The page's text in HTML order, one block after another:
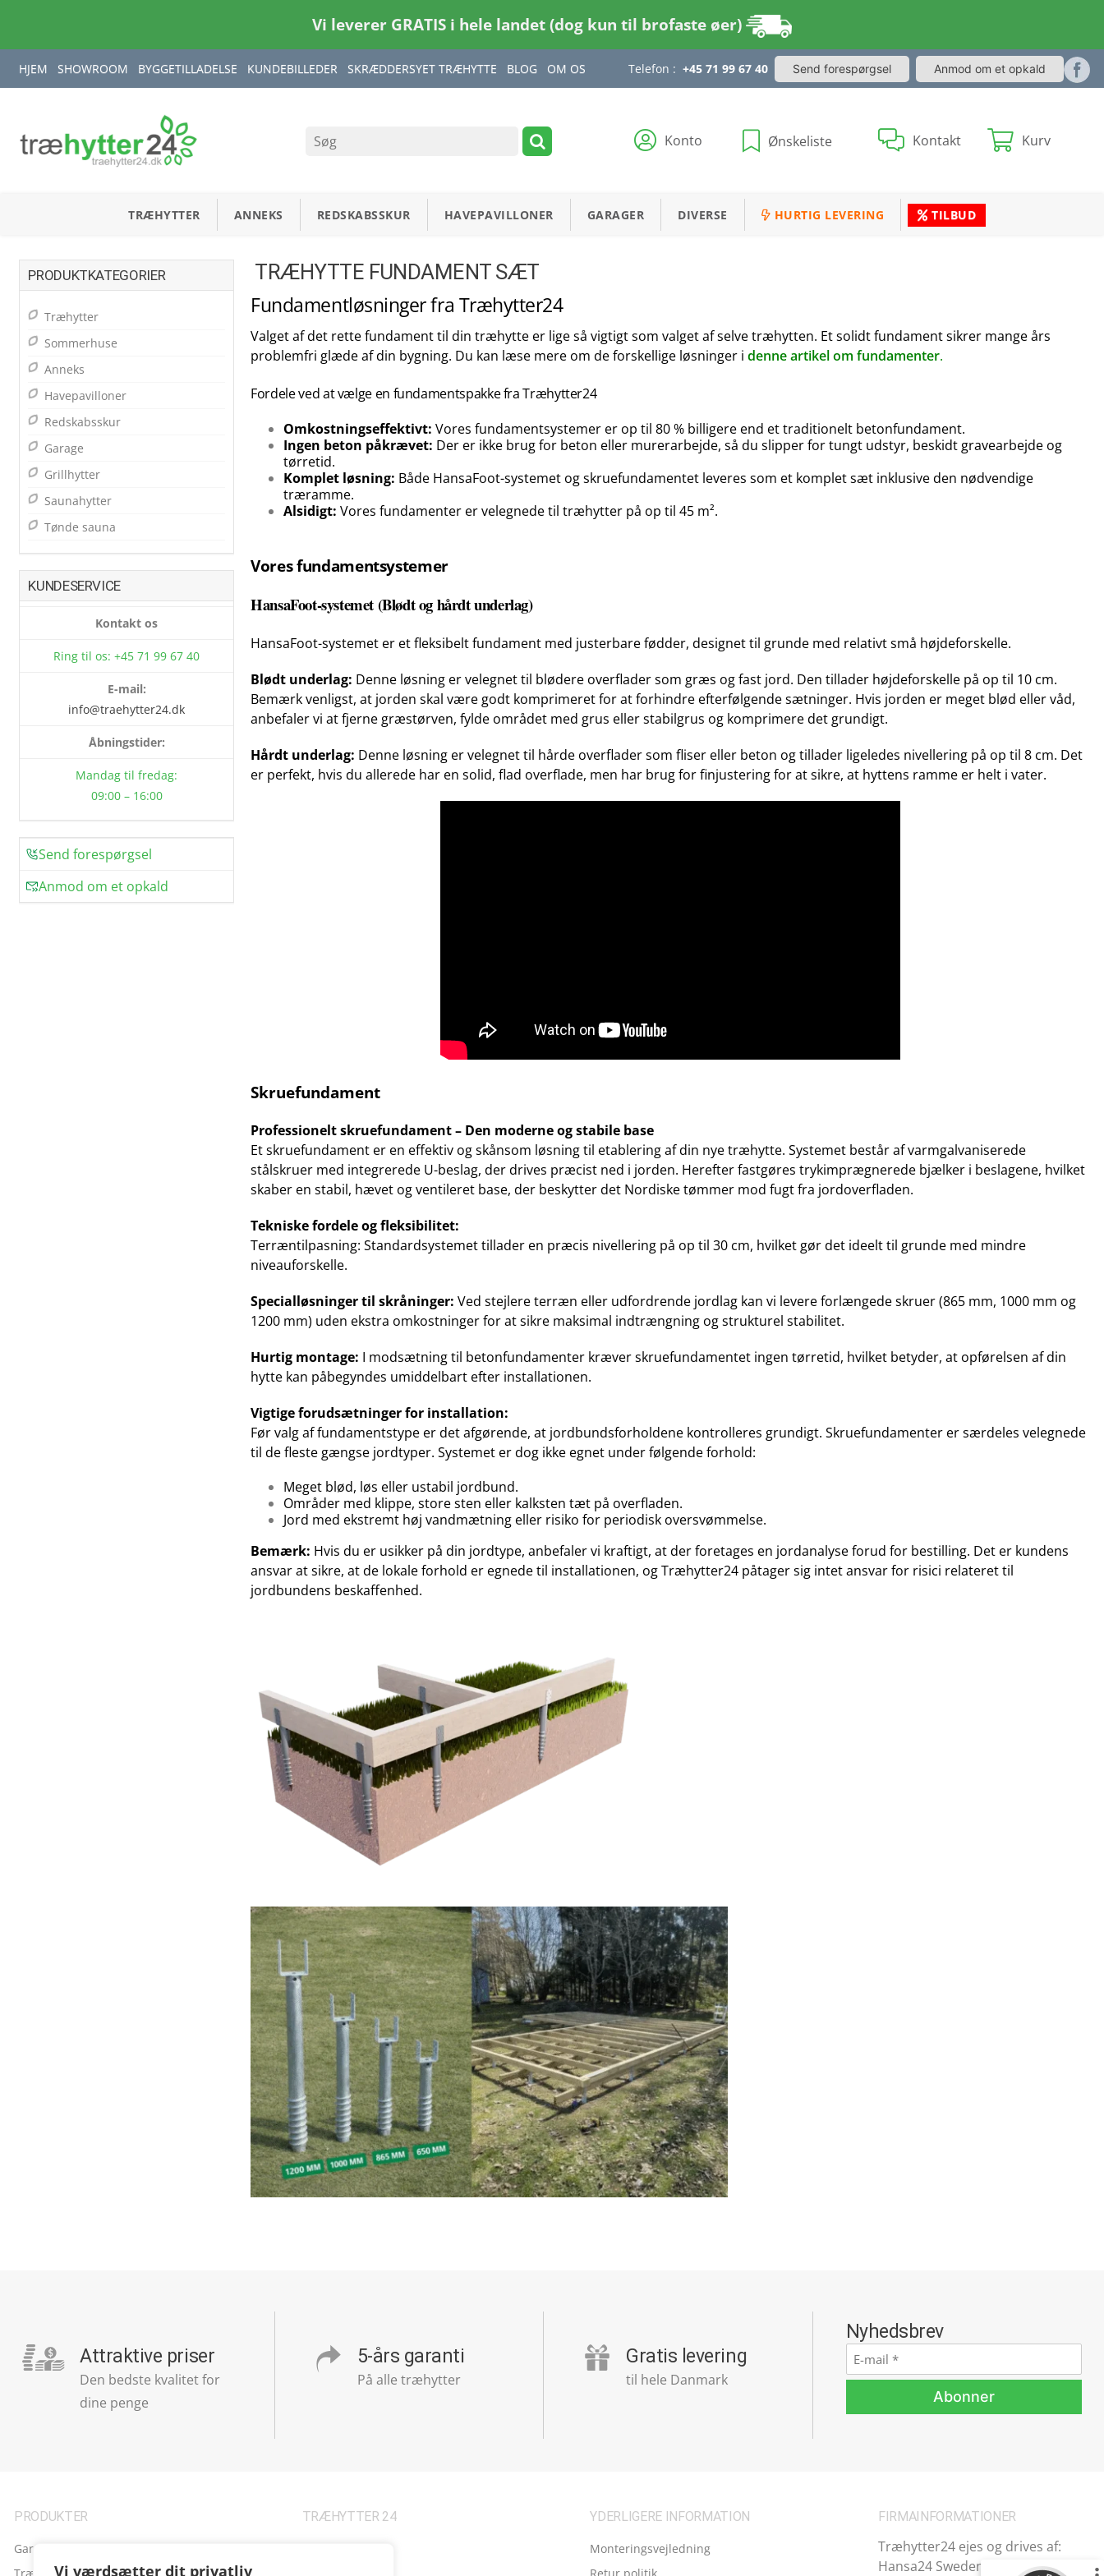
Vi værdsætter dit privatliv
Vi leverer GRATIS i hele landet (dog kun til brofaste øer)
HJEM SHOWROOM BYGGETILLADELSE KUNDEBILLEDER SKRÆDDERSYET TRÆHYTTE BLOG OM OS Telefon : +45 71 99 67 40 Send forespørgsel Anmod om et opkald
Konto Ønskeliste Kontakt Kurv
TRÆHYTTER ANNEKS REDSKABSSKUR HAVEPAVILLONER GARAGER DIVERSE HURTIG LEVERING TILBUD
TRÆHYTTE FUNDAMENT SÆT
Fundamentløsninger fra Træhytter24
Valget af det rette fundament til din træhytte er lige så vigtigt som valget af selve træhytten. Et solidt fundament sikrer mange års
problemfri glæde af din bygning. Du kan læse mere om de forskellige løsninger idenne artikel om fundamenter.
Fordele ved at vælge en fundamentspakke fra Træhytter24
Omkostningseffektivt: Vores fundamentsystemer er op til 80 % billigere end et traditionelt betonfundament.
Ingen beton påkrævet: Der er ikke brug for beton eller murerarbejde, så du slipper for tungt udstyr, beskidt gravearbejde og
tørretid.
Komplet løsning: Både HansaFoot-systemet og skruefundamentet leveres som et komplet sæt inklusive den nødvendige
træramme.
Alsidigt: Vores fundamenter er velegnede til træhytter på op til 45 m².
Vores fundamentsystemer
HansaFoot-systemet (Blødt og hårdt underlag)
HansaFoot-systemet er et fleksibelt fundament med justerbare fødder, designet til grunde med relativt små højdeforskelle.
Blødt underlag: Denne løsning er velegnet til blødere overflader som græs og fast jord. Den tillader højdeforskelle på op til 10 cm.
Bemærk venligst, at jorden skal være godt komprimeret for at forhindre efterfølgende sætninger. Hvis jorden er meget blød eller våd,
anbefaler vi at fjerne græstørven, fylde området med grus eller stabilgrus og komprimere det grundigt.
Hårdt underlag: Denne løsning er velegnet til hårde overflader som fliser eller beton og tillader ligeledes nivellering på op til 8 cm. Det
er perfekt, hvis du allerede har en solid, flad overflade, men har brug for finjustering for at sikre, at hyttens ramme er helt i vater.
Skruefundament
Professionelt skruefundament – Den moderne og stabile base
Et skruefundament er en effektiv og skånsom løsning til etablering af din nye træhytte. Systemet består af varmgalvaniserede
stålskruer med integrerede U-beslag, der drives præcist ned i jorden. Herefter fastgøres trykimprægnerede bjælker i beslagene, hvilket
skaber en stabil, hævet og ventileret base, der beskytter det Nordiske tømmer mod fugt fra jordoverfladen.
Tekniske fordele og fleksibilitet:
Terræntilpasning: Standardsystemet tillader en præcis nivellering på op til 30 cm, hvilket gør det ideelt til grunde med mindre
niveauforskelle.
Specialløsninger til skråninger: Ved stejlere terræn eller udfordrende jordlag kan vi levere forlængede skruer (865 mm, 1000 mm og
1200 mm) uden ekstra omkostninger for at sikre maksimal indtrængning og strukturel stabilitet.
Hurtig montage: I modsætning til betonfundamenter kræver skruefundamentet ingen tørretid, hvilket betyder, at opførelsen af din
hytte kan påbegyndes umiddelbart efter installationen.
Vigtige forudsætninger for installation:
Før valg af fundamentstype er det afgørende, at jordbundsforholdene kontrolleres grundigt. Skruefundamenter er særdeles velegnede
til de fleste gængse jordtyper. Systemet er dog ikke egnet under følgende forhold:
Meget blød, løs eller ustabil jordbund.
Områder med klippe, store sten eller kalksten tæt på overfladen.
Jord med ekstremt høj vandmætning eller risiko for periodisk oversvømmelse.
Bemærk: Hvis du er usikker på din jordtype, anbefaler vi kraftigt, at der foretages en jordanalyse forud for bestilling. Det er kundens
ansvar at sikre, at de lokale forhold er egnede til installationen, og Træhytter24 påtager sig intet ansvar for risici relateret til
jordbundens beskaffenhed.
PRODUKTKATEGORIER
Træhytter
Sommerhuse
Anneks
Havepavilloner
Redskabsskur
Garage
Grillhytter
Saunahytter
Tønde sauna
KUNDESERVICE
Kontakt os
Ring til os: +45 71 99 67 40
E-mail:
info@traehytter24.dk
Åbningstider:
Mandag til fredag:
09:00 – 16:00
Send forespørgsel
Anmod om et opkald
Attraktive priser
Den bedste kvalitet for
dine penge
5-års garanti
På alle træhytter
Gratis levering
til hele Danmark
Nyhedsbrev
E-
mail*
Abonner
PRODUKTER
Garager
TRÆHYTTER 24 YDERLIGERE INFORMATION
Monteringsvejledning
FIRMAINFORMATIONER
Træhytter24 ejes og drives af:
Hansa24 Sweden AB